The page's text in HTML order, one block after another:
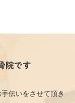
院です
伝いをさせて頂き